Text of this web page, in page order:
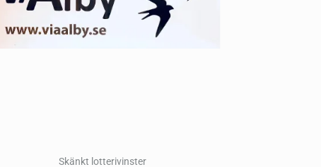
Skänkt lotterivinster